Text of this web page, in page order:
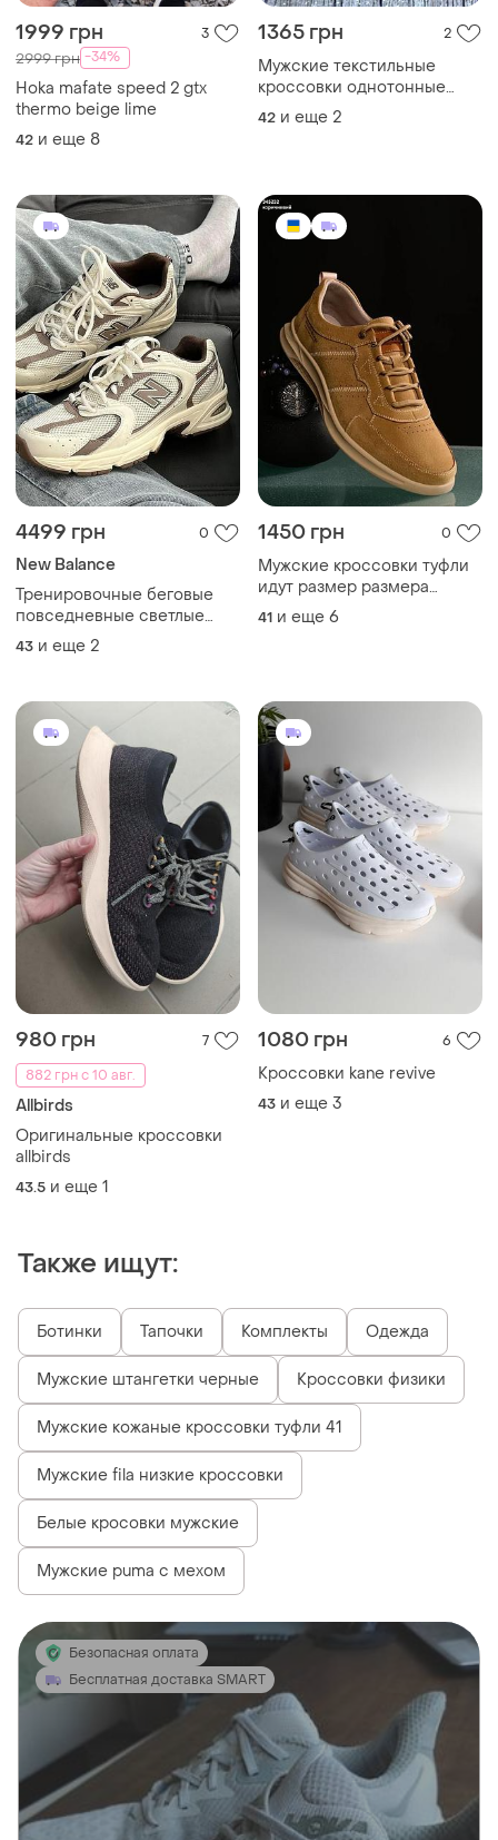
1999 грн 3
2999 грн -34%
Hoka mafate speed 2 gtx
thermo beige lime
42 и еще 8
1365 грн 2
Мужские текстильные
кроссовки однотонные
бежевые хаки на
эластичной легкой
28,3 см
42 и еще 2
4499 грн 0
New Balance
Тренировочные беговые
повседневные светлые
кроссовки new balance 530
turtudove mushroom 43-44
43 и еще 2
1450 грн 0
Мужские кроссовки туфли
идут размер размера
размера легкие удобные
эко замш
41 и еще 6
980 грн
7
882 грн с 10 авг.
Allbirds
Оригинальные кроссовки
allbirds
43.5 и еще 1
1080 грн 6
Кроссовки kane revive
43 и еще 3
Также ищут:
Ботинки Тапочки Комплекты Одежда
Мужские штангетки черные Кроссовки физики
Мужские кожаные кроссовки туфли 41
Мужские fila низкие кроссовки
Белые кросовки мужские
Мужские puma с мехом
Безопасная оплата
Бесплатная доставка SMART